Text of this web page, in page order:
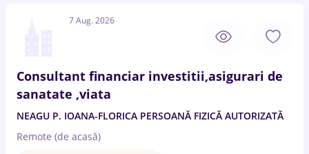
7 Aug. 2026
Consultant financiar investitii,asigurari de
sanatate ,viata
NEAGU P. IOANA-FLORICA PERSOANĂ FIZICĂ AUTORIZATĂ
Remote (de acasă)